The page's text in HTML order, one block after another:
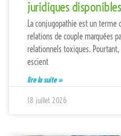
juridiques disponibles
La conjugopathie est un
relations de couple marquées
relationnels toxiques.
escient
lire la suite »
18 juillet 2026